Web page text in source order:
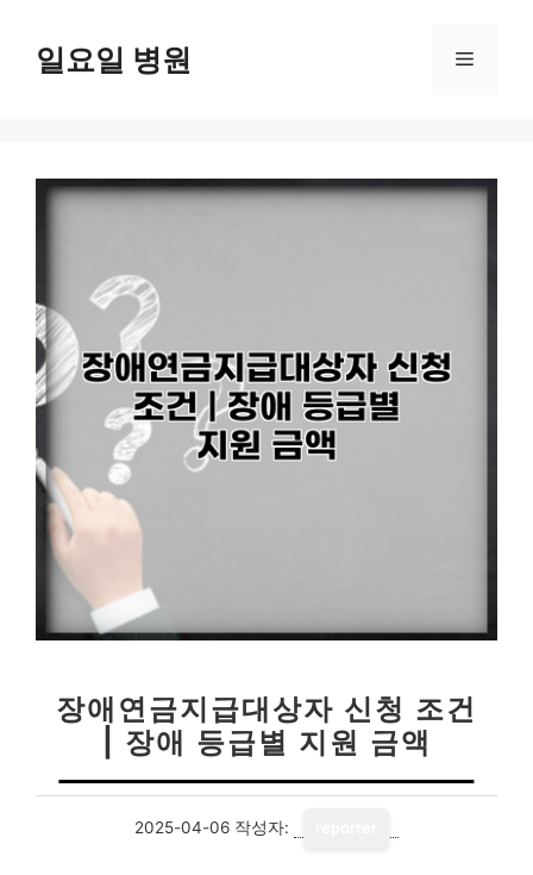
일요일 병원 메
장애연금지급대상자 신청 조건
| 장애 등급별 지원 금액
2025-04-06 작성자: